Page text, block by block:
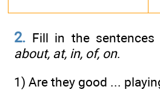
2. Fill in the
about, at, in, of, on.
1) Are they good ...